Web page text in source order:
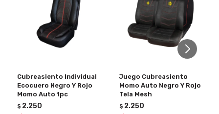
Cubreasiento Individual
Ecocuero Negro Y Rojo
Momo Auto 1pc
$ 2.250
Juego Cubreasiento
Momo Auto Negro Y Rojo
Tela Mesh
$ 2.250